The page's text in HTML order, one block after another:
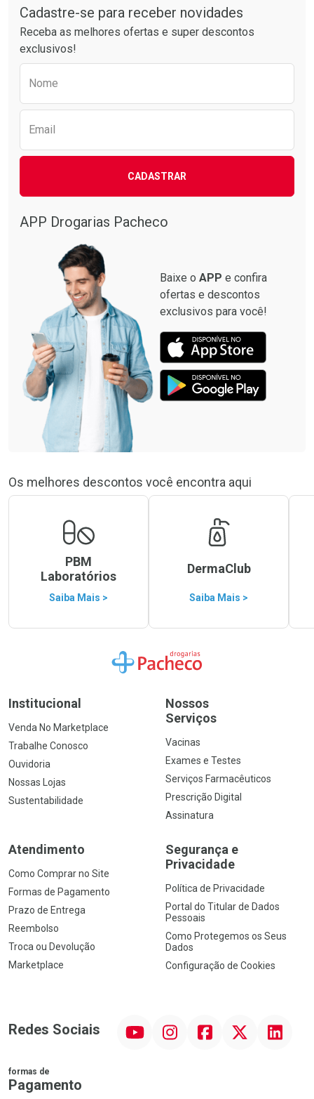
Laboratório
Por Menos
Cadastre-se para receber novidades
Receba as melhores ofertas e super descontos
exclusivos!
Nome
Email
CADASTRAR
APP Drogarias Pacheco
Baixe o APP e confira
ofertas e descontos
exclusivos para você!
Os melhores descontos você encontra aqui
PBM
Laboratórios
Saiba Mais >
DermaClub
Saiba Mais >
Ir para a Home
Institucional
Venda No Marketplace
Trabalhe Conosco
Ouvidoria
Nossas Lojas
Sustentabilidade
Nossos
Serviços
Vacinas
Exames e Testes
Serviços Farmacêuticos
Prescrição Digital
Assinatura
Atendimento
Como Comprar no Site
Formas de Pagamento
Prazo de Entrega
Reembolso
Troca ou Devolução
Marketplace
Segurança e
Privacidade
Política de Privacidade
Portal do Titular de Dados
Pessoais
Como Protegemos os Seus
Dados
Configuração de Cookies
Redes Sociais InstagramFacebookTwitter Linkedin
formas de
Pagamento